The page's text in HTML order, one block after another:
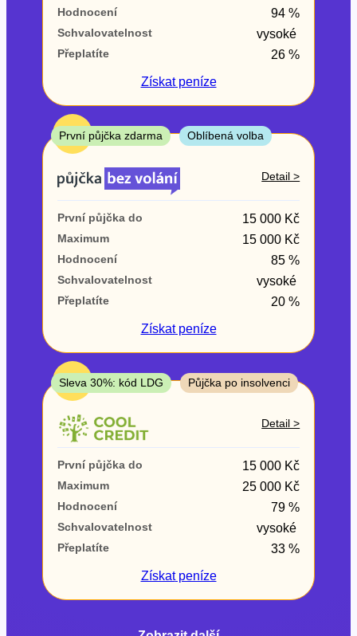
ano
ne
Ve zkušebce
ano
ne
V exekuci
ne
Po insolvenci
ano
V hotovosti
ano
ne
Hodnocení 94 %
Schvalovatelnost vysoké
Přeplatíte
26 %
Získatpeníze
TOP
První půjčka zdarma Oblíbená volba
Detail >
První půjčka do 15 000 Kč
Maximum 15 000 Kč
Hodnocení 85 %
Schvalovatelnost vysoké
Přeplatíte
20 %
Získatpeníze
TOP
Sleva 30%: kód LDG Půjčka po insolvenci
Detail >
První půjčka do 15 000 Kč
Maximum 25 000 Kč
Hodnocení 79 %
Schvalovatelnost vysoké
Přeplatíte
33 %
Získatpeníze